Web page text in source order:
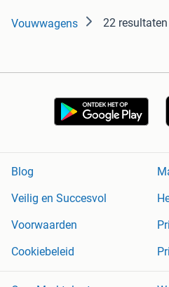
Vouwwagens 22 resultaten
Blog
Veilig en Succesvol
Voorwaarden
Cookiebeleid